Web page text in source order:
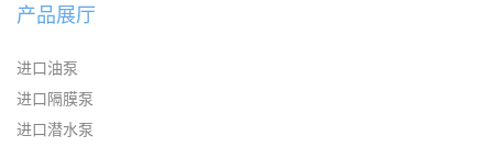
产品展厅
进口油泵
进口隔膜泵
进口潜水泵